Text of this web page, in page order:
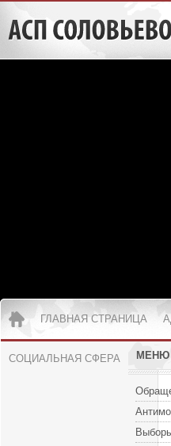
ГЛАВНАЯ СТРАНИЦА
СОЦИАЛЬНАЯ СФЕРА МЕНЮ